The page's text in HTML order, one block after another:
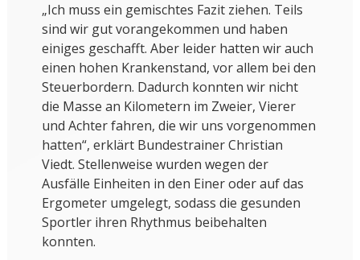
„Ich muss ein gemischtes Fazit ziehen. Teils
sind wir gut vorangekommen und haben
einiges geschafft. Aber leider hatten wir auch
einen hohen Krankenstand, vor allem bei den
Steuerbordern. Dadurch konnten wir nicht
die Masse an Kilometern im Zweier, Vierer
und Achter fahren, die wir uns vorgenommen
hatten“, erklärt Bundestrainer Christian
Viedt. Stellenweise wurden wegen der
Ausfälle Einheiten in den Einer oder auf das
Ergometer umgelegt, sodass die gesunden
Sportler ihren Rhythmus beibehalten
konnten.